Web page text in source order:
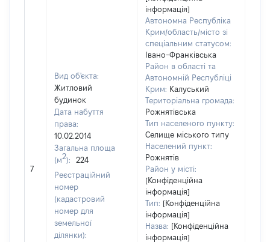
7
Вид об'єкта:
Житловий
будинок
Дата набуття
права:
10.02.2014
Загальна площа
(м2):
224
Реєстраційний
номер
(кадастровий
номер для
земельної
ділянки):
інформація]
Автономна Республіка
Крим/область/місто зі
спеціальним статусом:
Івано-Франківська
Район в області та
Автономній Республіці
Крим: Калуський
Територіальна громада:
Рожнятівська
Тип населеного пункту:
Селище міського типу
Населений пункт:
Рожнятів
Район у місті:
[Конфіденційна
інформація]
Тип: [Конфіденційна
інформація]
Назва: [Конфіденційна
інформація]